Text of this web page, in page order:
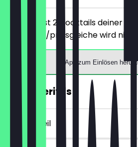
Du bestellst 2 Cocktails deiner
günstigere/preisgleiche wird
App zum Einlösen
2für1 Aperitifs
~€ 6 Vorteil